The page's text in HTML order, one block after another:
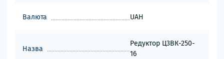
Валюта UAH
Назва
Редуктор Ц3ВК-250-
16